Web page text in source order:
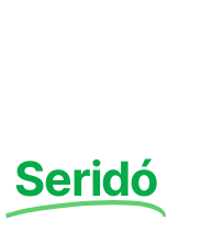
Seridó